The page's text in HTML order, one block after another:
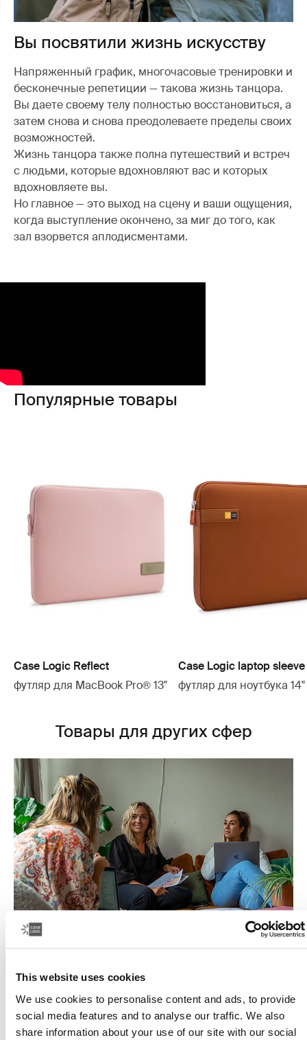
This website uses cookies
We use cookies to personalise content and ads, to provide
social media features and to analyse our traffic. We also
share information about your use of our site with our social
Вы посвятили жизнь искусству
Напряженный график, многочасовые тренировки и
бесконечные репетиции — такова жизнь танцора.
Вы даете своему телу полностью восстановиться, а
затем снова и снова преодолеваете пределы своих
возможностей.
Жизнь танцора также полна путешествий и встреч
с людьми, которые вдохновляют вас и которых
вдохновляете вы.
Но главное — это выход на сцену и ваши ощущения,
когда выступление окончено, за миг до того, как
зал взорвется аплодисментами.
Популярные товары
Case Logic Reflect
футляр для MacBook Pro® 13"
Case Logic laptop sleeve
футляр для ноутбука 14"
Товары для других сфер
объединиться — ведь вместе они способны на
большее.